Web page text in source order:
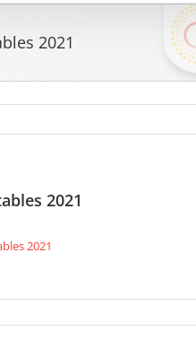
2021
2021
2021